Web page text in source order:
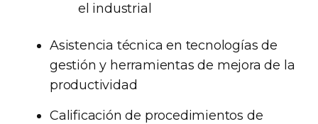
el industrial
Asistencia técnica en tecnologías de
gestión y herramientas de mejora de la
productividad
Calificación de procedimientos de